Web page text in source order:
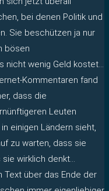
bei denen Politik und
Sie beschützen ja nur
bösen
nicht wenig Geld kostet…
Kommentaren fand
dass die
Leuten
einigen Ländern sieht,
zu warten, dass sie
wirklich denkt…
Text über das Ende der